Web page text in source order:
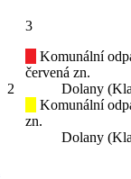
2
3
Komunální
červená zn.
Dolany
Komunální
zn.
Dolany